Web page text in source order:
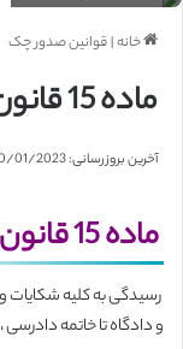
خانه|قوانین صدور چک
ماده 15 قانون صدور چک
آخرین بروزرسانی: 10/01/2023
ماده 15 قانون صدور چک
رسیدگی به کلیه شکایات
و دادگاه تا خاتمه